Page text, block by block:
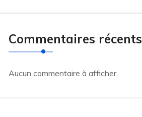
Commentaires récents
Aucun commentaire à afficher.